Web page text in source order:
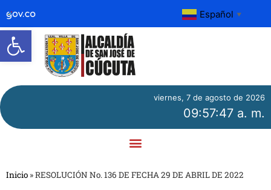
Abrir barra de herramientas
Español ▼
viernes, 7 de agosto de 2026
09:57:47 a. m.
Inicio »RESOLUCIÓN No. 136 DE FECHA 29 DE ABRIL DE 2022